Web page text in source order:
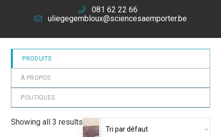
081 62 22 66
uliegegembloux@sciencesaemporter.be
PRODUITS
À PROPOS
POLITIQUES
Showing all 3 results